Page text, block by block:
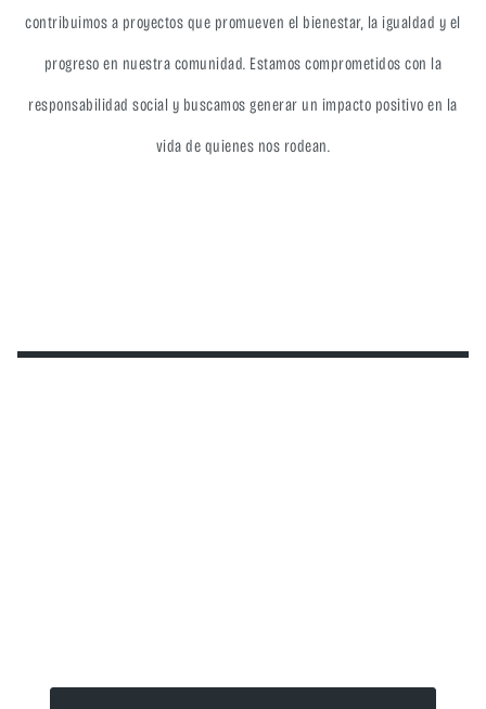
contribuimos a proyectos que promueven el bienestar, la igualdad y el
progreso en nuestra comunidad. Estamos comprometidos con la
responsabilidad social y buscamos generar un impacto positivo en la
vida de quienes nos rodean.